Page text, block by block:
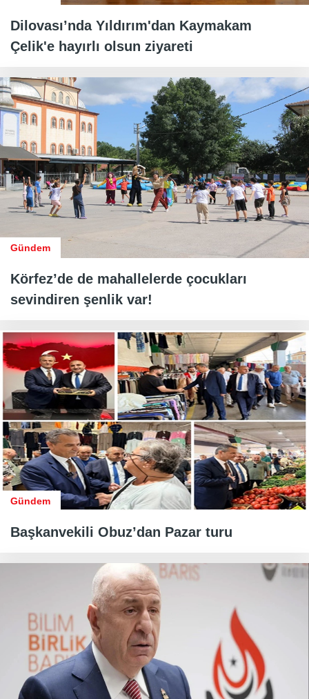
Dilovası’nda Yıldırım'dan Kaymakam
Çelik'e hayırlı olsun ziyareti
Gündem
Körfez’de de mahallelerde çocukları
sevindiren şenlik var!
Gündem
Başkanvekili Obuz’dan Pazar turu